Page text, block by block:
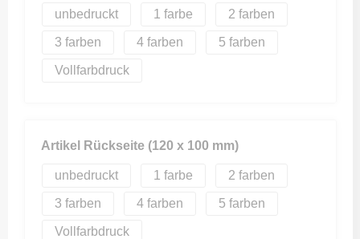
unbedruckt 1 2
3 4 5
Vollfarbdruck
Artikel Rückseite (120 x 100 mm)
unbedruckt 1 2
3 4 5
Vollfarbdruck